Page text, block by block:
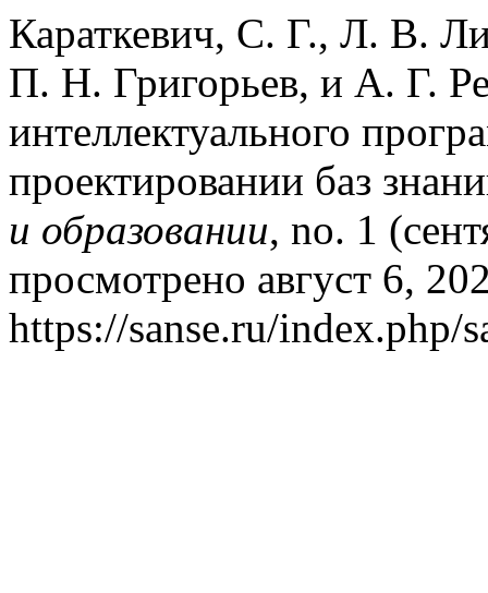
Караткевич, С. Г., Л. В.
П. Н. Григорьев, и А. Г.
интеллектуального
проектировании баз
и образовании, no. 1
просмотрено август 6,
https://sanse.ru/index.php/